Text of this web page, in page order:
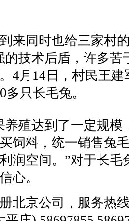
同时也给三家村的
的技术后盾，许多苦
4月14日，村民王
只长毛兔。
殖达到了一定规模
饲料，统一销售兔
润空间。”对于长
心。
北京公司，服务热